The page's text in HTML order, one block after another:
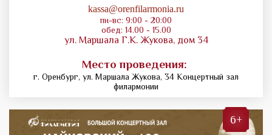
kassa@orenfilarmonia.ru
пн-вс: 9:00 - 20:00
обед: 14.00 - 15.00
ул. Маршала Г.К. Жукова, дом 34
Место проведения:
г. Оренбург, ул. Маршала Жукова, 34 Концертный зал
филармонии
6+